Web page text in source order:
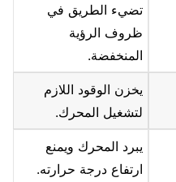
تضيء الطريق في
ظروف الرؤية
المنخفضة.
يخزن الوقود اللازم
لتشغيل المحرك.
يبرد المحرك ويمنع
ارتفاع درجة حرارته.